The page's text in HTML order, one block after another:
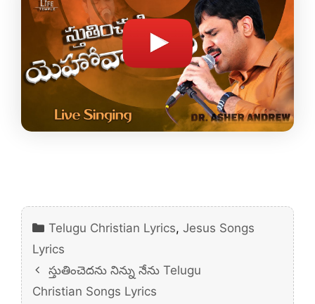
Categories
Telugu Christian Lyrics,Jesus Songs
Lyrics
స్తుతించెదను నిన్ను నేను Telugu
Christian Songs Lyrics